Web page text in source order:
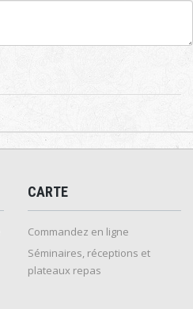
CARTE
Commandez en ligne
Séminaires, réceptions et
plateaux repas